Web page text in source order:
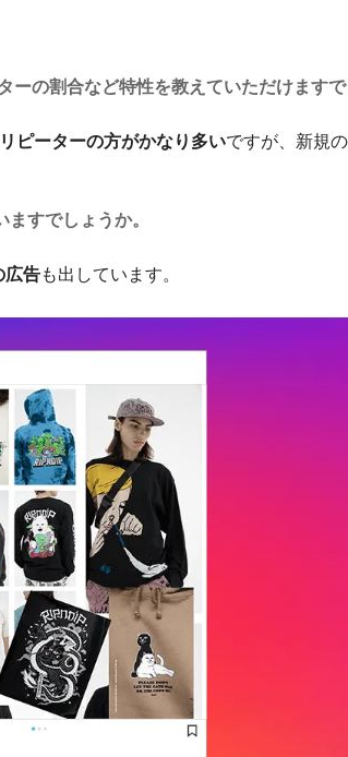
の割合など特性を教えていただけますで
リピーターの方がかなり多いですが、新規
すでしょうか。
広告も出しています。